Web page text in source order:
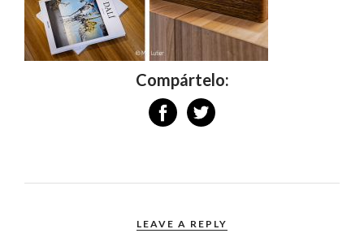
Compártelo:
LEAVE A REPLY